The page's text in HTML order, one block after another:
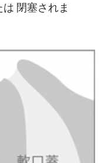
閉塞されま